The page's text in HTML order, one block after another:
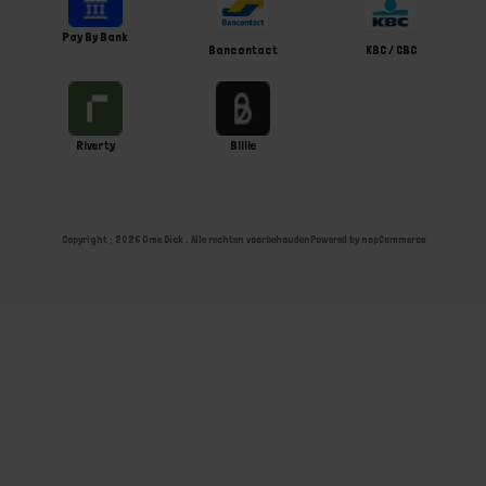
Pay By Bank
Bancontact
KBC / CBC
Riverty Billie
Copyright ; 2026 Ome Dick . Alle rechten voorbehoudenPowered by nopCommerce